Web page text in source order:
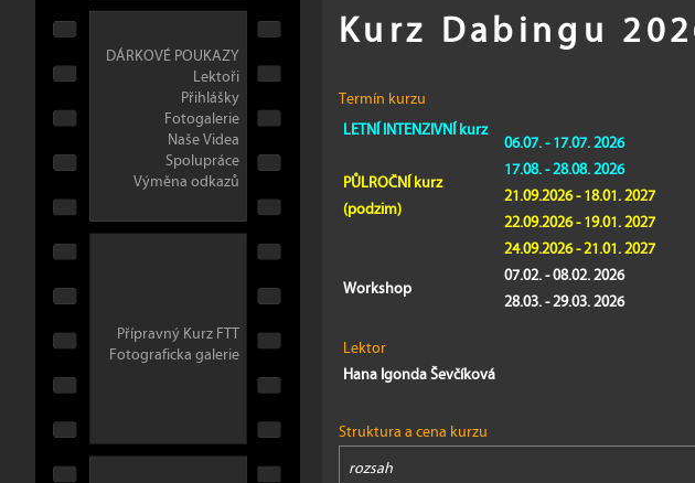
DÁRKOVÉ POUKAZY
Lektoři
Přihlášky
Fotogalerie
Naše Videa
Spolupráce
Výměna odkazů
Přípravný Kurz FTT
Fotograficka galerie
Kurz Dabingu
Termín kurzu
LETNÍ INTENZIVNÍ kurz
PŮLROČNÍ kurz
(podzim)
Workshop
06.07. - 17.07. 2026
17.08. - 28.08. 2026
21.09.2026 - 18.01. 2027
22.09.2026 - 19.01. 2027
24.09.2026 - 21.01. 2027
07.02. - 08.02. 2026
28.03. - 29.03. 2026
Lektor
Hana Igonda Ševčíková
Struktura a cena kurzu
rozsah